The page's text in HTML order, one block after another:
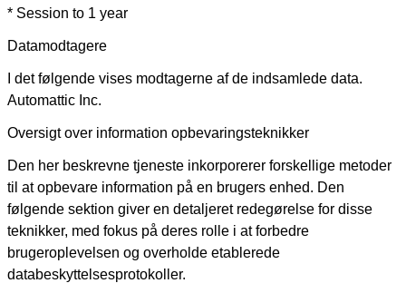
* Session to 1 year
Datamodtagere
I det følgende vises modtagerne af de indsamlede data.
Automattic Inc.
Oversigt over information opbevaringsteknikker
Den her beskrevne tjeneste inkorporerer forskellige metoder
til at opbevare information på en brugers enhed. Den
følgende sektion giver en detaljeret redegørelse for disse
teknikker, med fokus på deres rolle i at forbedre
brugeroplevelsen og overholde etablerede
databeskyttelsesprotokoller.